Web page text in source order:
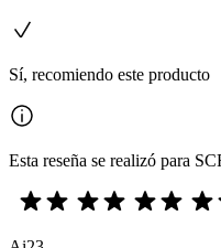
Sí, recomiendo este producto
Esta reseña se realizó para